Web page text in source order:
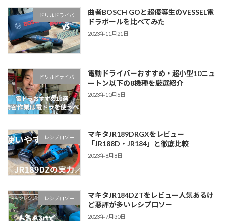
ドリルドライバ
曲者BOSCH GOと超優等生のVESSEL電
ドラボールを比べてみた
2023年11月21日
ドリルドライバ
電動ドライバーおすすめ・超小型10ニュ
ートン以下の8機種を厳選紹介
2023年10月6日
レシプロソー
マキタJR189DRGXをレビュー
「JR188D・JR184」と徹底比較
2023年8月8日
レシプロソー
マキタJR184DZTをレビュー人気あるけ
ど悪評が多いレシプロソー
2023年7月30日